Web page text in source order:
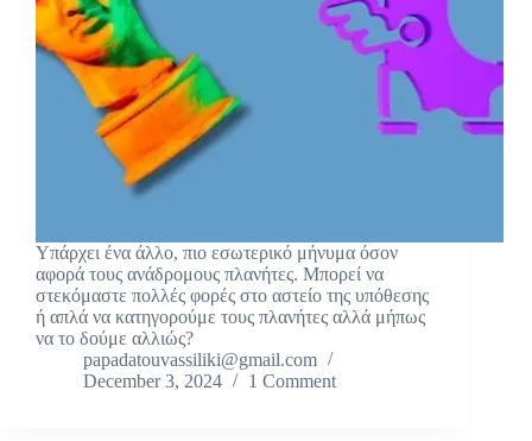
Υπάρχει ένα άλλο, πιο εσωτερικό μήνυμα όσον
αφορά τους ανάδρομους πλανήτες. Μπορεί να
στεκόμαστε πολλές φορές στο αστείο της υπόθεσης
ή απλά να κατηγορούμε τους πλανήτες αλλά μήπως
να το δούμε αλλιώς?
papadatouvassiliki@gmail.com
December 3, 2024
1 Comment